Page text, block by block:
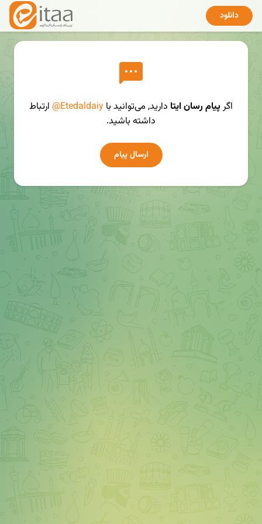
دانلود
اگر پیام رسان ایتا دارید, می‌توانید با @Etedaldaiy ارتباط
داشته باشید.
ارسال پیام